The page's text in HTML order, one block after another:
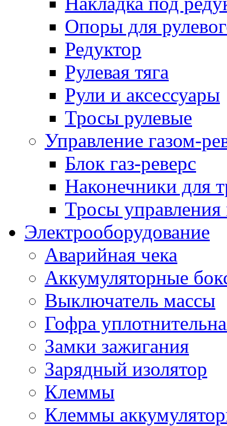
Опоры для
Редуктор
Рулевая тяга
Рули и аксессуары
Тросы рулевые
Управление газом-
Блок газ-реверс
Наконечники для
Тросы управления
Электрооборудование
Аварийная чека
Аккумуляторные
Выключатель массы
Гофра
Замки зажигания
Зарядный изолятор
Клеммы
Клеммы